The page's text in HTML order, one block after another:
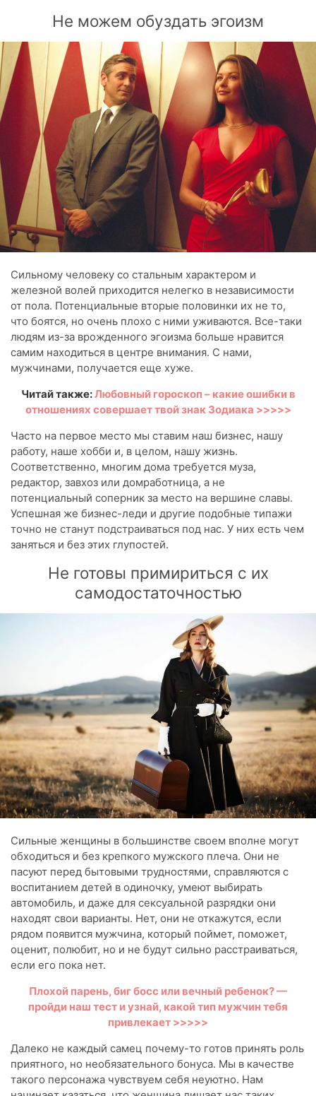
Не можем обуздать эгоизм
Сильному человеку со стальным характером и
железной волей приходится нелегко в независимости
от пола. Потенциальные вторые половинки их не то,
что боятся, но очень плохо с ними уживаются. Все-таки
людям из-за врожденного эгоизма больше нравится
самим находиться в центре внимания. С нами,
мужчинами, получается еще хуже.
Читай также:Любовный гороскоп – какие ошибки в
отношениях совершает твой знак Зодиака >>>>>
Часто на первое место мы ставим наш бизнес, нашу
работу, наше хобби и, в целом, нашу жизнь.
Соответственно, многим дома требуется муза,
редактор, завхоз или домработница, а не
потенциальный соперник за место на вершине славы.
Успешная же бизнес-леди и другие подобные типажи
точно не станут подстраиваться под нас. У них есть чем
заняться и без этих глупостей.
Не готовы примириться с их
самодостаточностью
Сильные женщины в большинстве своем вполне могут
обходиться и без крепкого мужского плеча. Они не
пасуют перед бытовыми трудностями, справляются с
воспитанием детей в одиночку, умеют выбирать
автомобиль, и даже для сексуальной разрядки они
находят свои варианты. Нет, они не откажутся, если
рядом появится мужчина, который поймет, поможет,
оценит, полюбит, но и не будут сильно расстраиваться,
если его пока нет.
Плохой парень, биг босс или вечный ребенок? —
пройди наш тест и узнай, какой тип мужчин тебя
привлекает >>>>>
Далеко не каждый самец почему-то готов принять роль
приятного, но необязательного бонуса. Мы в качестве
такого персонажа чувствуем себя неуютно. Нам